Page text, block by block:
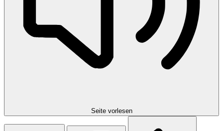
Seite vorlesen